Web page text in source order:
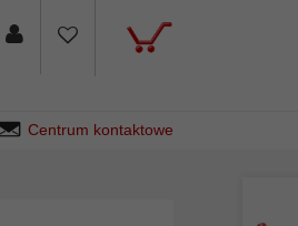
Centrum kontaktowe